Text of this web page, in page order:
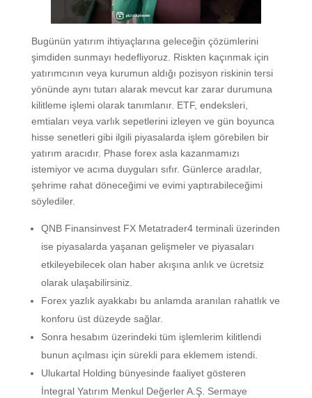
Bugünün yatırım ihtiyaçlarına geleceğin çözümlerini
şimdiden sunmayı hedefliyoruz. Riskten kaçınmak için
yatırımcının veya kurumun aldığı pozisyon riskinin tersi
yönünde aynı tutarı alarak mevcut kar zarar durumuna
kilitleme işlemi olarak tanımlanır. ETF, endeksleri,
emtiaları veya varlık sepetlerini izleyen ve gün boyunca
hisse senetleri gibi ilgili piyasalarda işlem görebilen bir
yatırım aracıdır. Phase forex asla kazanmamızı
istemiyor ve acıma duyguları sıfır. Günlerce aradılar,
şehrime rahat döneceğimi ve evimi yaptırabileceğimi
söylediler.
QNB Finansinvest FX Metatrader4 terminali üzerinden
ise piyasalarda yaşanan gelişmeler ve piyasaları
etkileyebilecek olan haber akışına anlık ve ücretsiz
olarak ulaşabilirsiniz.
Forex yazlık ayakkabı bu anlamda aranılan rahatlık ve
konforu üst düzeyde sağlar.
Sonra hesabım üzerindeki tüm işlemlerim kilitlendi
bunun açılması için sürekli para eklemem istendi.
Ulukartal Holding bünyesinde faaliyet gösteren
İntegral Yatırım Menkul Değerler A.Ş. Sermaye